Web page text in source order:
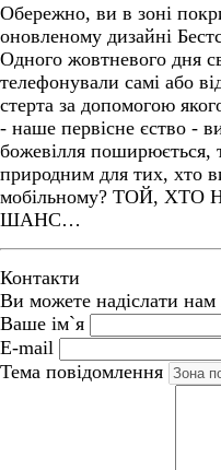
Обережно, ви в зоні
оновленому дизайні
Одного жовтневого дня
телефонували самі або
стерта за допомогою
- наше первісне єство -
божевілля
природним для тих, хто
мобільному? ТОЙ,
ШАНС…
Контакти
Ви можете надіслати
Ваше ім`я
E-mail
Тема повідомлення